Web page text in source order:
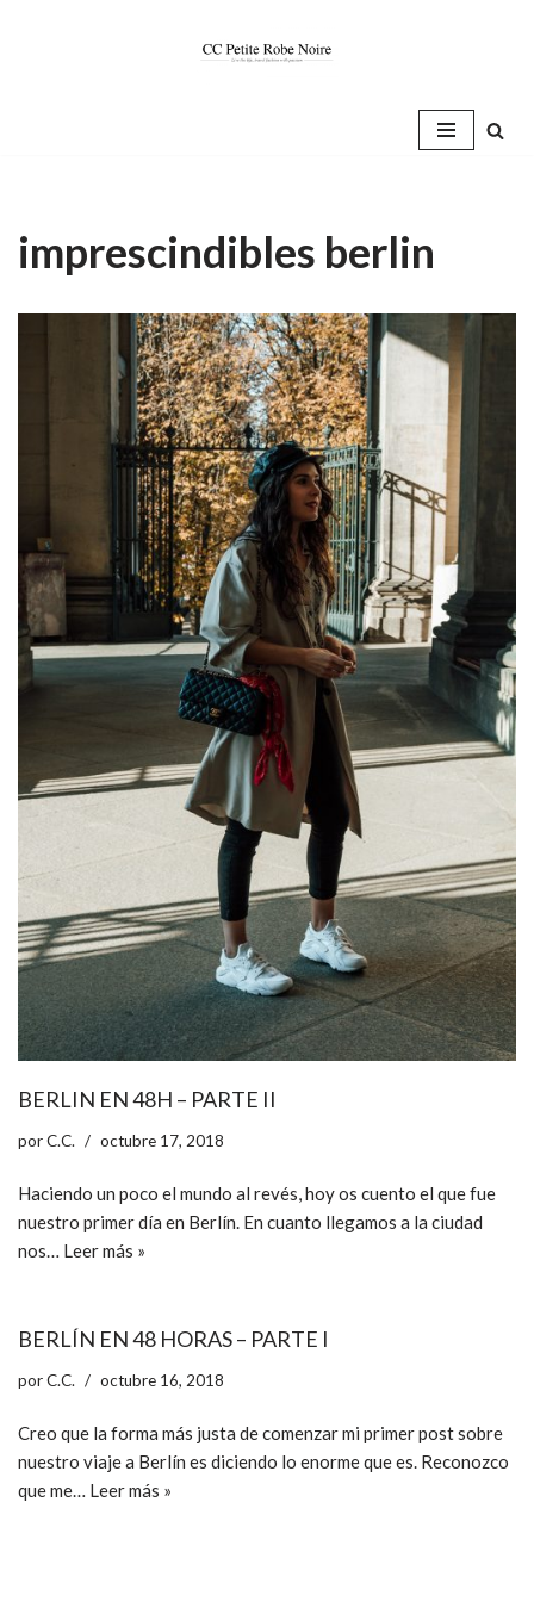
imprescindibles berlin
BERLIN EN 48H – PARTE II
porC.C. octubre 17, 2018
Haciendo un poco el mundo al revés, hoy os cuento el que fue
nuestro primer día en Berlín. En cuanto llegamos a la ciudad
nos… Leer más »
BERLÍN EN 48 HORAS – PARTE I
porC.C. octubre 16, 2018
Creo que la forma más justa de comenzar mi primer post sobre
nuestro viaje a Berlín es diciendo lo enorme que es. Reconozco
que me… Leer más »